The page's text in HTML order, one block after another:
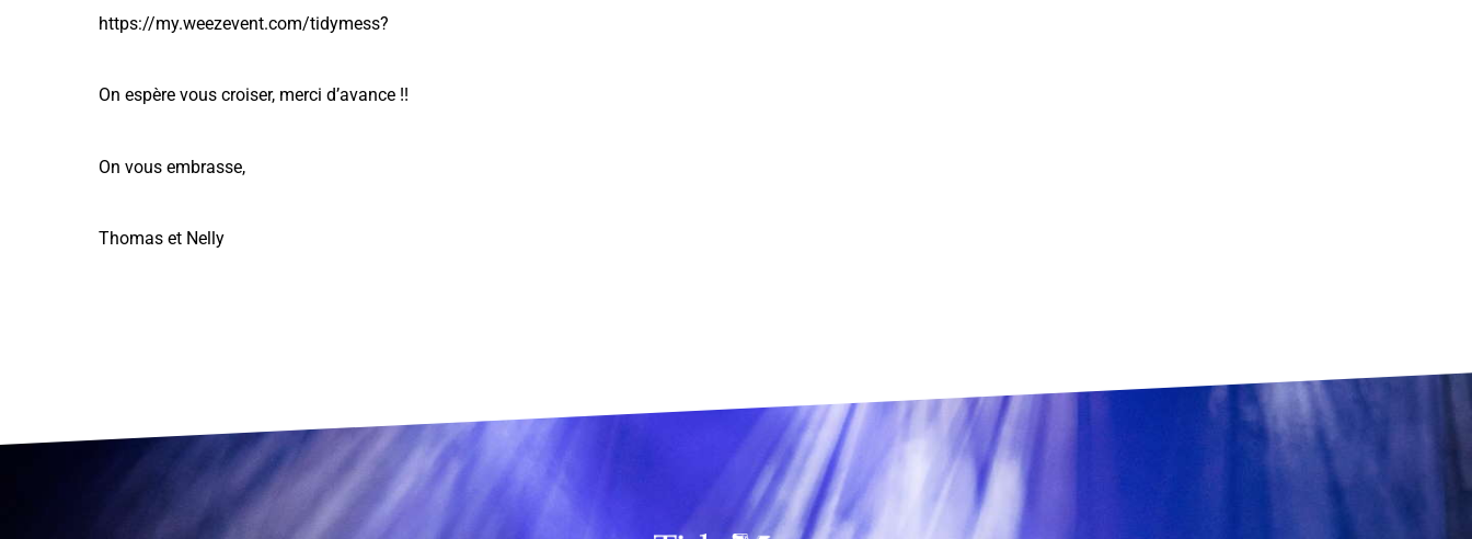
https://my.weezevent.com/tidymess?
On espère vous croiser, merci d’avance !!
On vous embrasse,
Thomas et Nelly